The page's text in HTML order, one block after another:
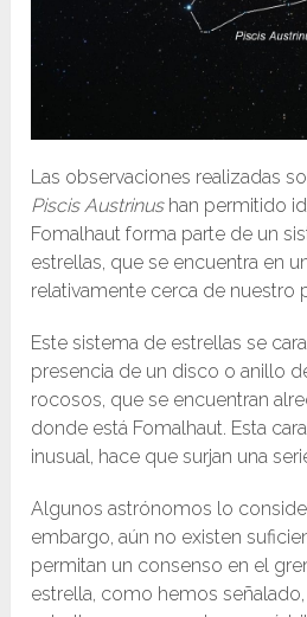
Las observaciones realizadas
Piscis Austrinushan permitido
Fomalhaut forma parte de un
estrellas, que se encuentra en
relativamente cerca de nuestro
Este sistema de estrellas se
presencia de un disco o anillo
rocosos, que se encuentran
donde está Fomalhaut. Esta
inusual, hace que surjan una
Algunos astrónomos lo
embargo, aún no existen
permitan un consenso en el
estrella, como hemos